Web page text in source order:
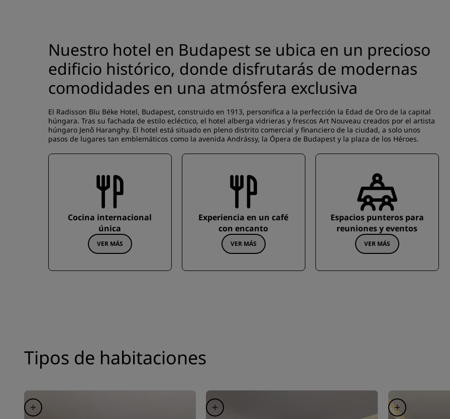
Nuestro hotel en Budapest se ubica en un precioso
edificio histórico, donde disfrutarás de modernas
comodidades en una atmósfera exclusiva
El Radisson Blu Béke Hotel, Budapest, construido en 1913, personifica a la perfección la Edad de Oro de la capital
húngara. Tras su fachada de estilo ecléctico, el hotel alberga vidrieras y frescos Art Nouveau creados por el artista
húngaro Jenő Haranghy. El hotel está situado en pleno distrito comercial y financiero de la ciudad, a solo unos
pasos de lugares tan emblemáticos como la avenida Andrássy, la Ópera de Budapest y la plaza de los Héroes.
Cocina internacional
única
VER MÁS
Experiencia en un café
con encanto
VER MÁS
Espacios punteros para
reuniones y eventos
VER MÁS
Tipos de habitaciones